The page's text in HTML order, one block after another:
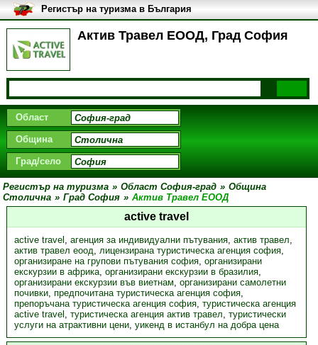
Актив Травел ЕООД, Град София
Регистър на туризма в България
Област
Община
Град/село
Регистър на туризма » Област София-град » Община
Столична » Град София » Актив Травел ЕООД
active travel
active travel , агенция за индивидуални пътувания, актив травел,
актив травел еоод, лицензирана туристическа агенция софия,
организиране на групови пътувания софия, организирани
екскурзии в африка, организирани екскурзии в бразилия,
организирани екскурзии във виетнам, организирани самолетни
почивки, предпочитана туристическа агенция софия,
препоръчана туристическа агенция софия, туристическа агенция
active travel , туристическа агенция актив травел, туристически
услуги на атрактивни цени, уикенд в истанбул на добра цена